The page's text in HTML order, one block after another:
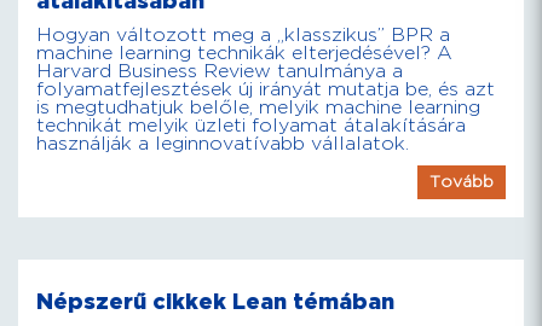
Hogyan változott meg a „klasszikus” BPR a
machine learning technikák elterjedésével? A
Harvard Business Review tanulmánya a
folyamatfejlesztések új irányát mutatja be, és azt
is megtudhatjuk belőle, melyik machine learning
technikát melyik üzleti folyamat átalakítására
használják a leginnovatívabb vállalatok.
Tovább
Népszerű cikkek Lean témában